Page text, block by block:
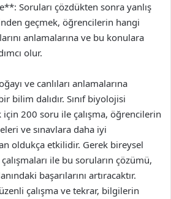
Soruları çözdükten sonra yanlış
geçmek, öğrencilerin hangi
anlamalarına ve bu konulara
olur.
ve canlıları anlamalarına
bilim dalıdır. Sınıf biyolojisi
için 200 soru ile çalışma, öğrencilerin
ve sınavlara daha iyi
oldukça etkilidir. Gerek bireysel
ile bu soruların çözümü,
başarılarını artıracaktır.
çalışma ve tekrar, bilgilerin